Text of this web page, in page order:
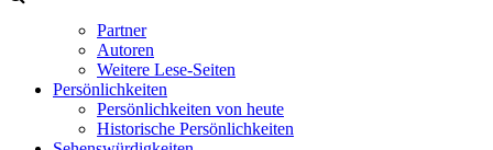
Partner
Autoren
Weitere Lese-Seiten
Persönlichkeiten
Persönlichkeiten von heute
Historische Persönlichkeiten